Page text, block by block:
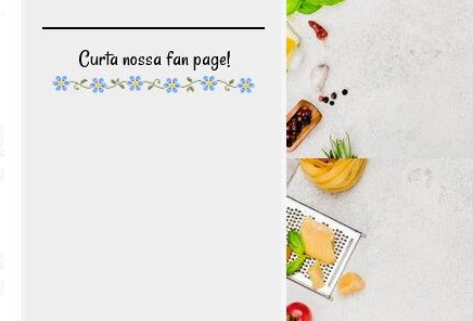
Curta nossa fan page!